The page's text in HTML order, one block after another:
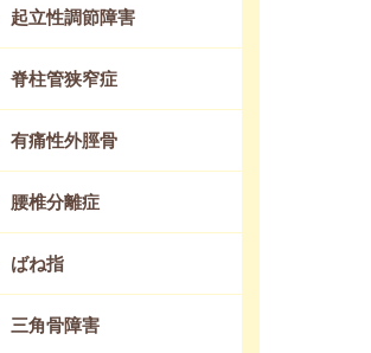
起立性調節障害
脊柱管狭窄症
有痛性外脛骨
腰椎分離症
ばね指
三角骨障害